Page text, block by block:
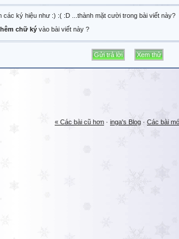
các ký hiệu như :) :( :D ...thành mặt cười trong bài viết này?
chữ ký vào bài viết này ?
« Các bài cũ hơn · inga's Blog · Các bài